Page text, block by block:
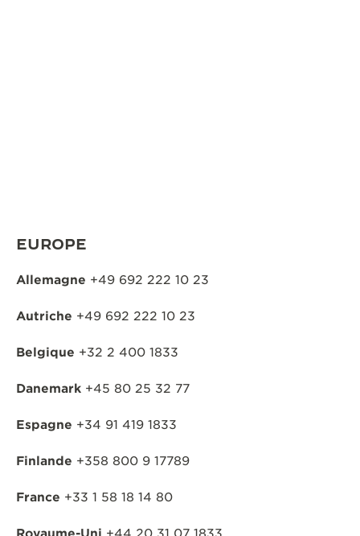
EUROPE
Allemagne +49 692 222 10 23
Autriche +49 692 222 10 23
Belgique +32 2 400 1833
Danemark +45 80 25 32 77
Espagne +34 91 419 1833
Finlande +358 800 9 17789
France +33 1 58 18 14 80